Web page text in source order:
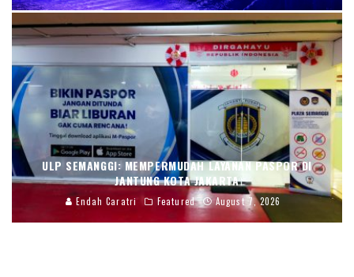
ULP SEMANGGI: MEMPERMUDAH LAYANAN PASPOR DI
JANTUNG KOTA JAKARTA
Endah Caratri Featured August 7, 2026